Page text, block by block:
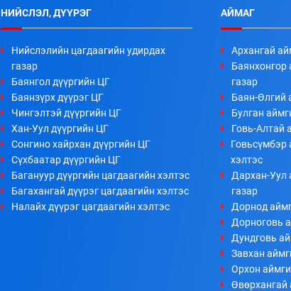
НИЙСЛЭЛ, ДҮҮРЭГ
Нийслэлийн цагдаагийн удирдах
газар
Баянгол дүүргийн ЦГ
Баянзүрх дүүрэг ЦГ
Чингэлтэй дүүргийн ЦГ
Хан-Уул дүүргийн ЦГ
Сонгино хайрхан дүүргийн ЦГ
Сүхбаатар дүүргийн ЦГ
Багануур дүүргийн цагдаагийн хэлтэс
Багахангай дүүрэг цагдаагийн хэлтэс
Налайх дүүрэг цагдаагийн хэлтэс
АЙМАГ
Архангай
Баянхонгор
газар
Баян-Өлгий
Булган
Говь-Алтай
Говьсүмбэр
хэлтэс
Дархан-Уул
газар
Дорнод
Дорноговь
Дундговь
Завхан
Орхон
Өвөрхангай